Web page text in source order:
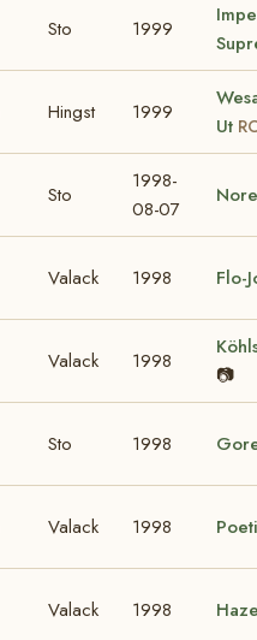
Sto 1999
Hingst 1999
Ut
Sto
1998-
08-07
Valack 1998 Flo-
Valack 1998
📷
Sto 1998
Valack 1998
Valack 1998